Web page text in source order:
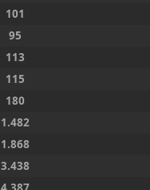
101
95
113
115
180
1.482
1.868
3.438